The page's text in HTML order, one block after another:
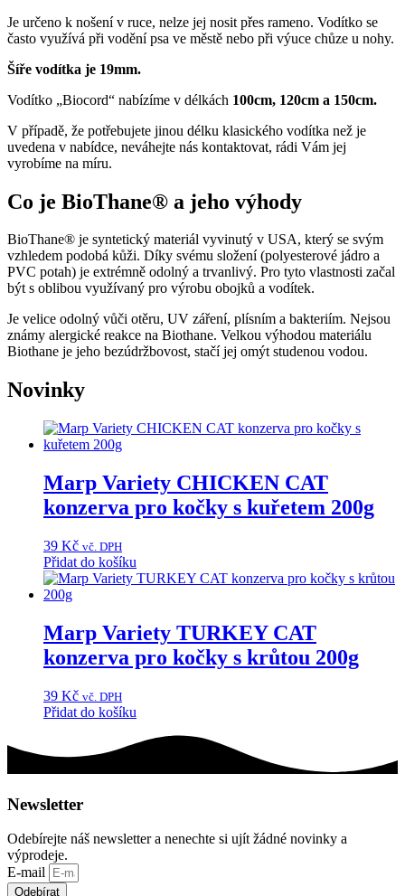
Je určeno k nošení v ruce, nelze jej nosit přes rameno. Vodítko se
často využívá při vodění psa ve městě nebo při výuce chůze u nohy.
Šíře vodítka je 19mm.
Vodítko „Biocord“ nabízíme v délkách 100cm, 120cm a 150cm.
V případě, že potřebujete jinou délku klasického vodítka než je
uvedena v nabídce, neváhejte nás kontaktovat, rádi Vám jej
vyrobíme na míru.
Co je BioThane® a jeho výhody
BioThane® je syntetický materiál vyvinutý v USA, který se svým
vzhledem podobá kůži. Díky svému složení (polyesterové jádro a
PVC potah) je extrémně odolný a trvanlivý. Pro tyto vlastnosti začal
být s oblibou využívaný pro výrobu obojků a vodítek.
Je velice odolný vůči otěru, UV záření, plísním a bakteriím. Nejsou
známy alergické reakce na Biothane. Velkou výhodou materiálu
Biothane je jeho bezúdržbovost, stačí jej omýt studenou vodou.
Novinky
Marp Variety CHICKEN CAT
konzerva pro kočky s kuřetem 200g
39 Kč vč. DPH
Přidat do košíku
Marp Variety TURKEY CAT
konzerva pro kočky s krůtou 200g
39 Kč vč. DPH
Přidat do košíku
Newsletter
Odebírejte náš newsletter a nenechte si ujít žádné novinky a
výprodeje.
E-mail
Odebírat